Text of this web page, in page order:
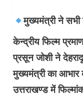
मुख्यमंत्री ने सभी
केन्द्रीय फिल्म
प्रसून जोशी ने
मुख्यमंत्री का आभार
उत्तराखण्ड में